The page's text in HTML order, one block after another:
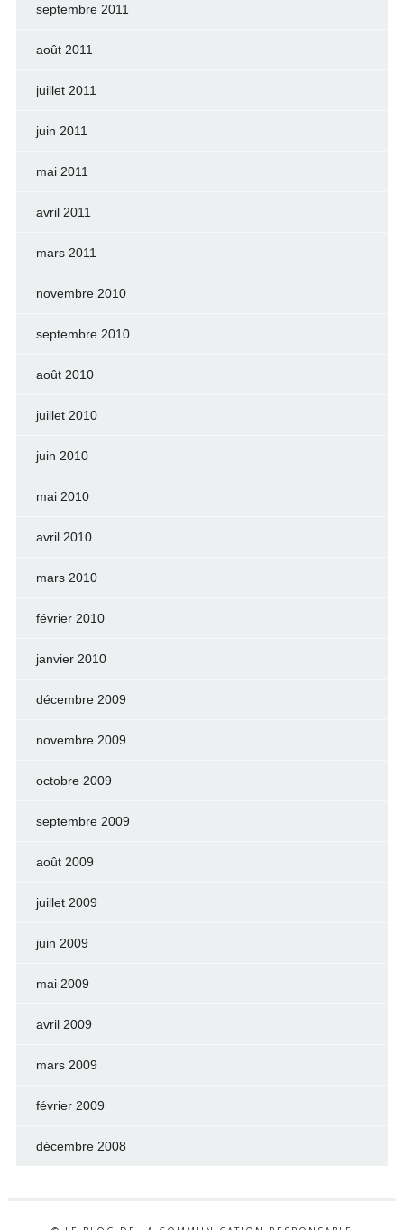
septembre 2011
août 2011
juillet 2011
juin 2011
mai 2011
avril 2011
mars 2011
novembre 2010
septembre 2010
août 2010
juillet 2010
juin 2010
mai 2010
avril 2010
mars 2010
février 2010
janvier 2010
décembre 2009
novembre 2009
octobre 2009
septembre 2009
août 2009
juillet 2009
juin 2009
mai 2009
avril 2009
mars 2009
février 2009
décembre 2008